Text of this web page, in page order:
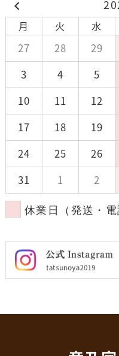
月 火 水
27
28 29
3
4 5
10
11 12
17
18 19
24
25 26
31
1 2
休業日（発送・電